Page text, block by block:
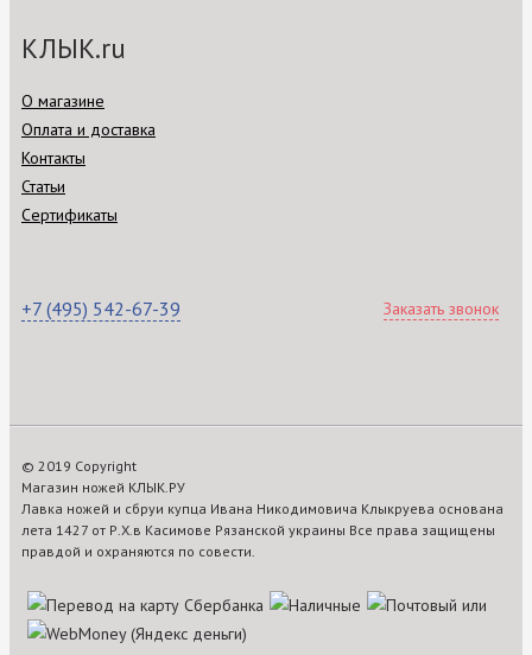
КЛЫК.ru
О магазине
Оплата и доставка
Контакты
Статьи
Сертификаты
+7 (495) 542-67-39 Заказать звонок
© 2019 Copyright
Магазин ножей КЛЫК.РУ
Лавка ножей и сбруи купца Ивана Никодимовича Клыкруева основана
лета 1427 от Р.Х.в Касимове Рязанской украины Все права защищены
правдой и охраняются по совести.